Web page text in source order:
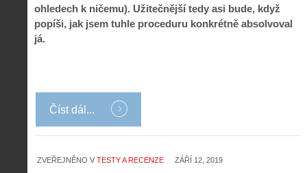
ohledech k ničemu). Užitečnější tedy asi bude, když
popíši, jak jsem tuhle proceduru konkrétně absolvoval
já.
Číst dál...
ZVEŘEJNĚNO V TESTY A RECENZE ZÁŘÍ 12, 2019